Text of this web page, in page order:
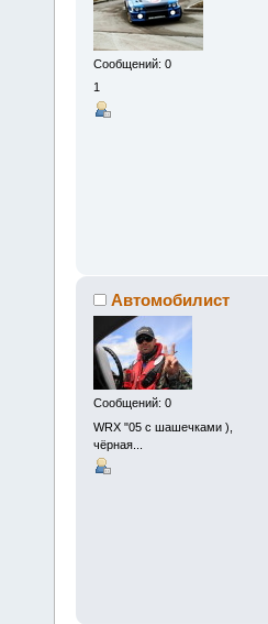
Сообщений: 0
1
Автомобилист
Сообщений: 0
WRX "05 с шашечками ),
чёрная...